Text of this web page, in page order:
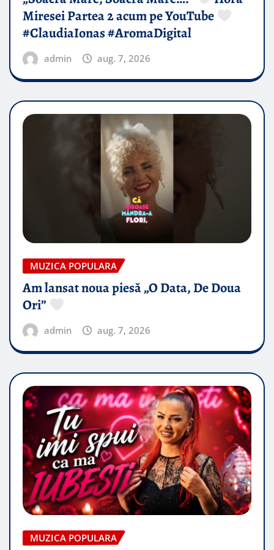
Miresei Partea 2 acum pe YouTube
#ClaudiaIonas #AromaDigital
admin aug. 7, 2026
MUZICA POPULARA
Am lansat noua piesă „O Data, De Doua
Ori”
admin aug. 7, 2026
MUZICA POPULARA